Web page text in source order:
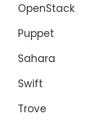
OpenStack
Puppet
Sahara
Swift
Trove